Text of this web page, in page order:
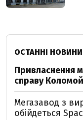
ОСТАННІ НОВИНИ
Привласнення
справу
Мегазавод з
обійдеться